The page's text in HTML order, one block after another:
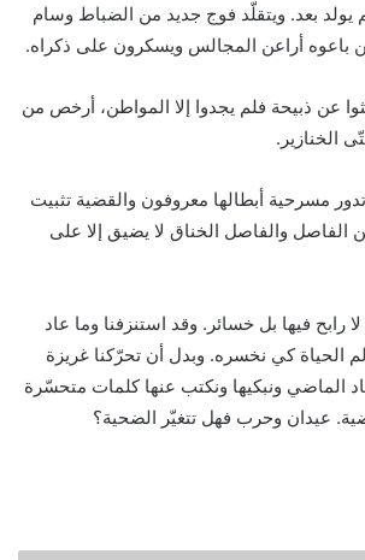
بعد. ويتقلّد فوج جديد من الضباط وسام
أراعن المجالس ويسكرون على ذكراه.
عن ذبيحة فلم يجدوا إلا المواطن، أرخص من
الخنازير.
مسرحية أبطالها معروفون والقضية تثبيت
الفاصل والفاصل الخناق لا يضيق إلا على
رابح فيها بل خسائر. وقد استنزفنا وما عاد
الحياة كي نخسره. وبدل أن تحرّكنا غريزة
الماضي ونبكيها ونكتب عنها كلمات متحسّرة
عيدان وحرب فهل تتغيّر الضحية؟